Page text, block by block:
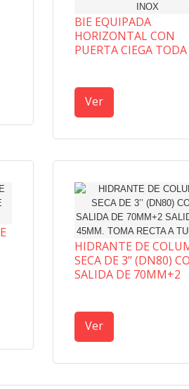
BIE EQUIPADA
HORIZONTAL CON
PUERTA CIEGA TODA
Ver
HIDRANTE DE
SECA DE 3’’ (DN80)
SALIDA DE 70MM+2
Ver